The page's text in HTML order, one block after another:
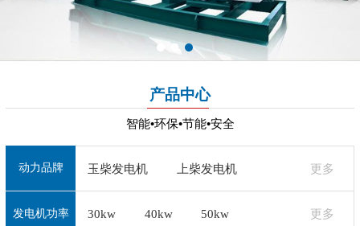
产品中心
智能•环保•节能•安全
动力品牌 更多
+
玉柴发电机 上柴发电机
潍柴发电机 济柴发电机
发电机功率 更多
30kw 40kw 50kw